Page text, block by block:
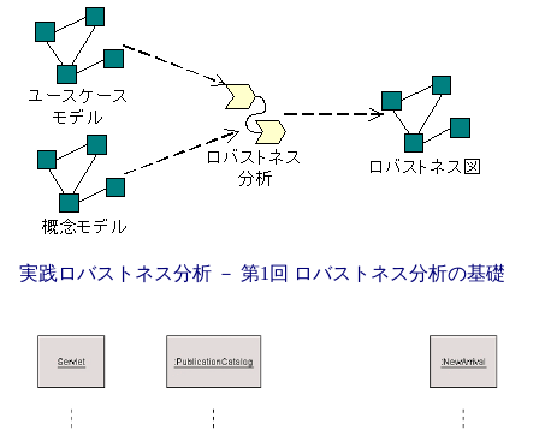
実践ロバストネス分析 － 第1回 ロバストネス分析の基礎